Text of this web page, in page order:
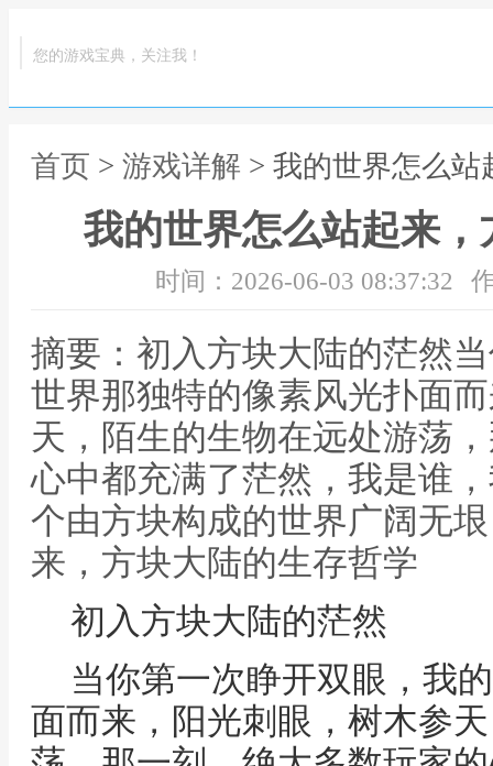
您的游戏宝典，关注我！
首页 > 游戏详解 > 我的世界怎么
我的世界怎么站起来
时间：2026-06-03 08:37:32
摘要：初入方块大陆的茫然
世界那独特的像素风光扑面
天，陌生的生物在远处游荡
心中都充满了茫然，我是谁
个由方块构成的世界广阔无
来，方块大陆的生存哲学
初入方块大陆的茫然
当你第一次睁开双眼，我
面而来，阳光刺眼，树木参